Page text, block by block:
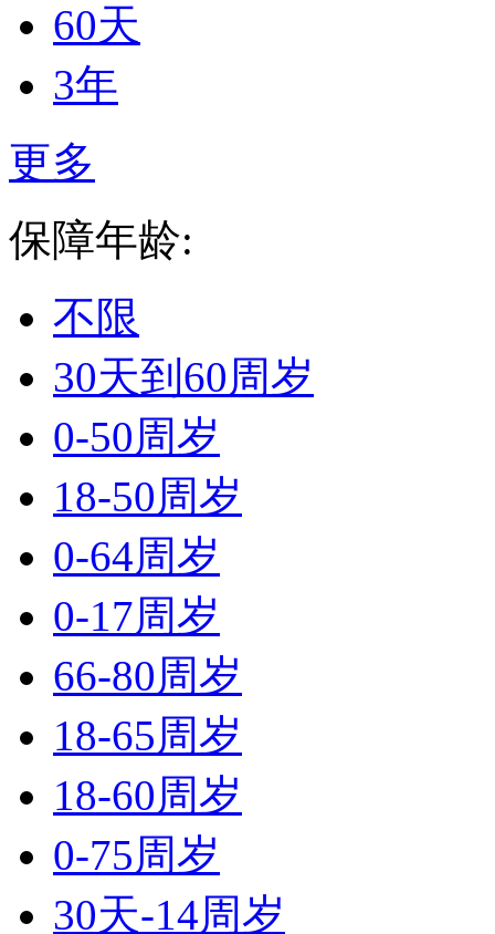
60天
3年
更多
保障年龄:
不限
30天到60周岁
0-50周岁
18-50周岁
0-64周岁
0-17周岁
66-80周岁
18-65周岁
18-60周岁
0-75周岁
30天-14周岁